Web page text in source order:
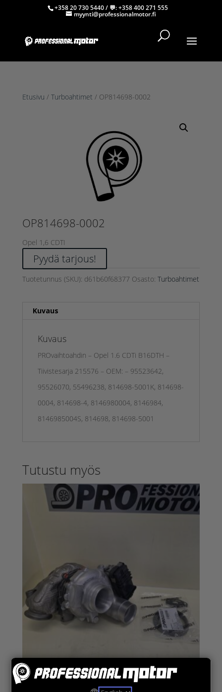
+358 20 730 5440/ 💬:+358 400 271 555
myynti@professionalmotor.fi
Etusivu / Turboahtimet / OP814698-0002
OP814698-0002
Opel 1,6 CDTI
Pyydä tarjous!
Tuotetunnus (SKU): d61b60f68377 Osasto: Turboahtimet
Kuvaus
Kuvaus
PROvaihtoahdin – Opel 1.6 CDTi B16DTH –
Tiivistesarja 215576 – OEM: – 95523642,
95526070, 55496238, 814698-5001K, 814698-
0004, 814698-4, 8146980004, 8146984,
8146985004S, 814698, 814698-5001
Tutustu myös
MB831120-0006